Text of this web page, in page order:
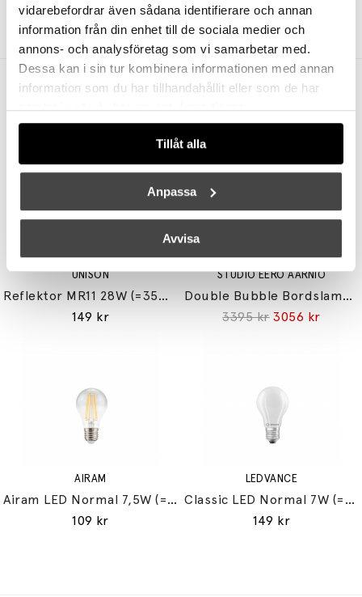
vidarebefordrar även sådana identifierare och annan
information från din enhet till de sociala medier och
annons- och analysföretag som vi samarbetar med.
Dessa kan i sin tur kombinera informationen med annan
information som du har tillhandahållit eller som de har
samlat in när du har använt deras tjänster.
Tillåt alla
Anpassa
Avvisa
2846 kr
Andra köpte även
UNISON
Reflektor MR11 28W (=35W) GU10
149 kr
STUDIO EERO AARNIO
Double Bubble Bordslampa Small
3395 kr 3056 kr
AIRAM
Airam LED Normal 7,5W (=60W) E27
109 kr
LEDVANCE
Classic LED Normal 7W (=60W) E27
149 kr